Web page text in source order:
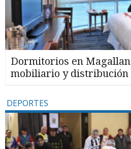
Dormitorios en
mobiliario y distribución
DEPORTES